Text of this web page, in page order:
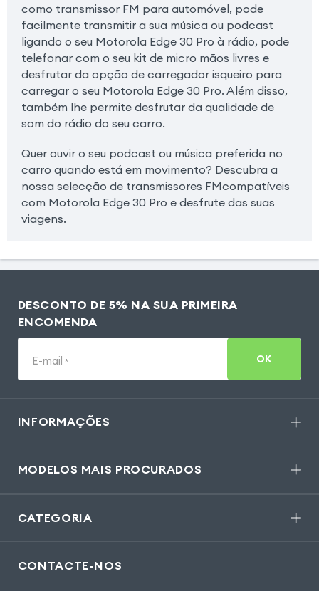
como transmissor FM para automóvel, pode
facilmente transmitir a sua música ou podcast
ligando o seu Motorola Edge 30 Pro à rádio, pode
telefonar com o seu kit de micro mãos livres e
desfrutar da opção de carregador isqueiro para
carregar o seu Motorola Edge 30 Pro. Além disso,
também lhe permite desfrutar da qualidade de
som do rádio do seu carro.
Quer ouvir o seu podcast ou música preferida no
carro quando está em movimento? Descubra a
nossa selecção de transmissores FMcompatíveis
com Motorola Edge 30 Pro e desfrute das suas
viagens.
DESCONTO DE 5% NA SUA PRIMEIRA
ENCOMENDA
E-mail * OK
INFORMAÇÕES
MODELOS MAIS PROCURADOS
CATEGORIA
CONTACTE-NOS